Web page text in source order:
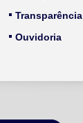
Transparência
Ouvidoria